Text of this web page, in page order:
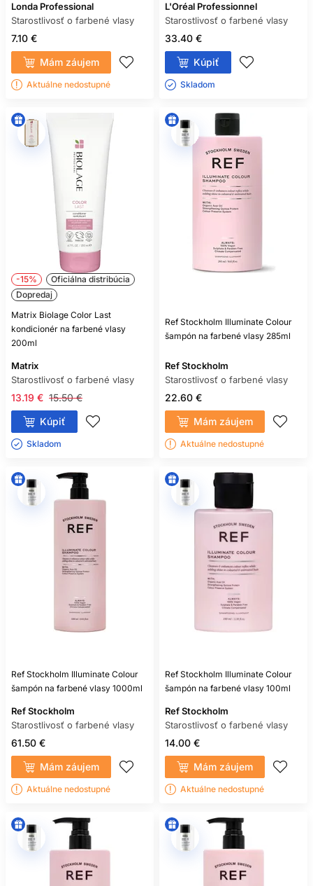
Londa Professional
Starostlivosť o farbené vlasy
7.10 €
Mám záujem
Aktuálne nedostupné
L'Oréal Professionnel
Starostlivosť o farbené vlasy
33.40 €
Kúpiť
Skladom ㅤ
-15%
Oficiálna distribúcia
Dopredaj
Matrix Biolage Color Last
kondicionér na farbené vlasy
200ml
Matrix
Starostlivosť o farbené vlasy
15.50 €
13.19 €
Kúpiť
Skladom ㅤ
Ref Stockholm Illuminate Colour
šampón na farbené vlasy 285ml
Ref Stockholm
Starostlivosť o farbené vlasy
22.60 €
Mám záujem
Aktuálne nedostupné
Ref Stockholm Illuminate Colour
šampón na farbené vlasy 1000ml
Ref Stockholm
Starostlivosť o farbené vlasy
61.50 €
Mám záujem
Aktuálne nedostupné
Ref Stockholm Illuminate Colour
šampón na farbené vlasy 100ml
Ref Stockholm
Starostlivosť o farbené vlasy
14.00 €
Mám záujem
Aktuálne nedostupné